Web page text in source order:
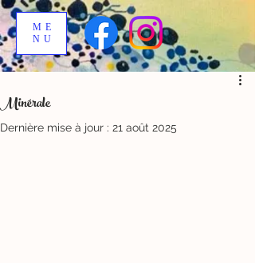
ME
NU
Minérale
Dernière mise à jour : 21 août 2025